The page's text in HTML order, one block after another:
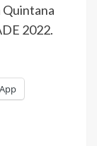
2022.